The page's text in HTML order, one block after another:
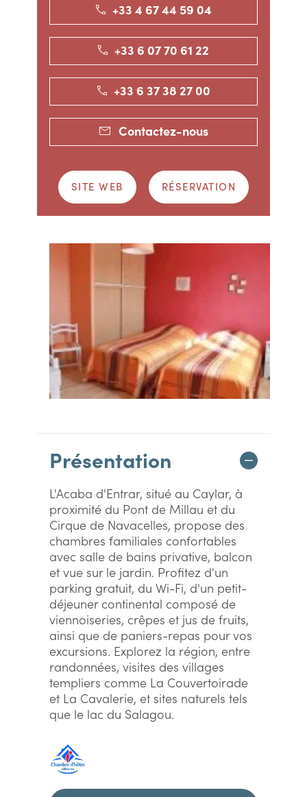
+33 4 67 44 59 04
+33 6 07 70 61 22
+33 6 37 38 27 00
Contactez-nous
SITE WEB RÉSERVATION
Présentation
L'Acaba d'Entrar, situé au Caylar, à
proximité du Pont de Millau et du
Cirque de Navacelles, propose des
chambres familiales confortables
avec salle de bains privative, balcon
et vue sur le jardin. Profitez d'un
parking gratuit, du Wi-Fi, d'un petit-
déjeuner continental composé de
viennoiseries, crêpes et jus de fruits,
ainsi que de paniers-repas pour vos
excursions. Explorez la région, entre
randonnées, visites des villages
templiers comme La Couvertoirade
et La Cavalerie, et sites naturels tels
que le lac du Salagou.